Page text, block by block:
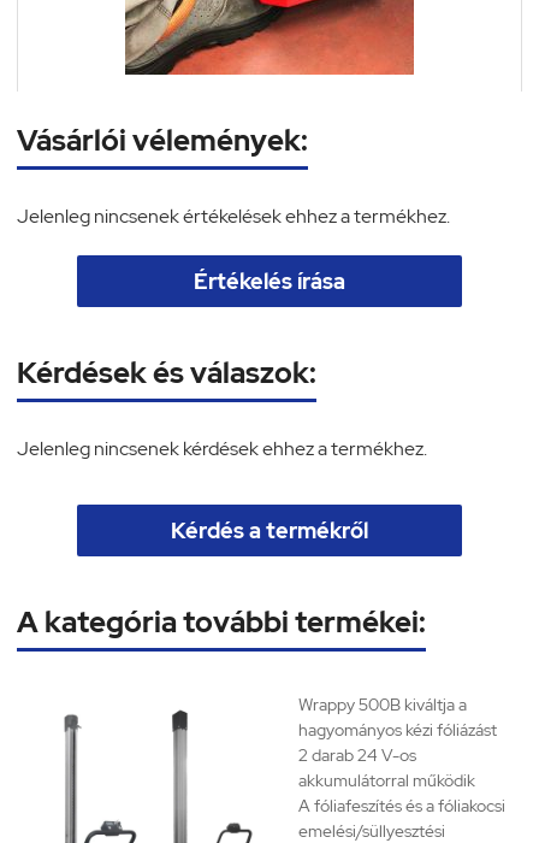
Vásárlói vélemények:
Jelenleg nincsenek értékelések ehhez a termékhez.
Értékelés írása
Kérdések és válaszok:
Jelenleg nincsenek kérdések ehhez a termékhez.
Kérdés a termékről
A kategória további termékei:
Wrappy 500B kiváltja a
hagyományos kézi fóliázást
2 darab 24 V-os
akkumulátorral működik
A fóliafeszítés és a fóliakocsi
emelési/süllyesztési